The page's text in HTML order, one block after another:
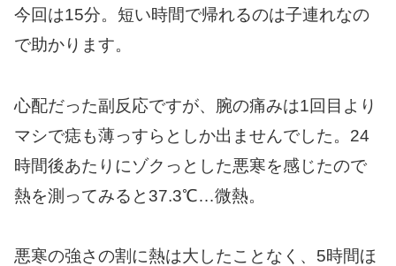
今回は15分。短い時間で帰れるのは子連れなの
で助かります。
心配だった副反応ですが、腕の痛みは1回目より
マシで痣も薄っすらとしか出ませんでした。24
時間後あたりにゾクっとした悪寒を感じたので
熱を測ってみると37.3℃…微熱。
悪寒の強さの割に熱は大したことなく、5時間ほ